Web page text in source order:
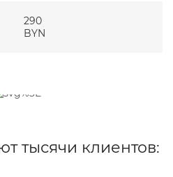
290
BYN
тысячи клиентов: